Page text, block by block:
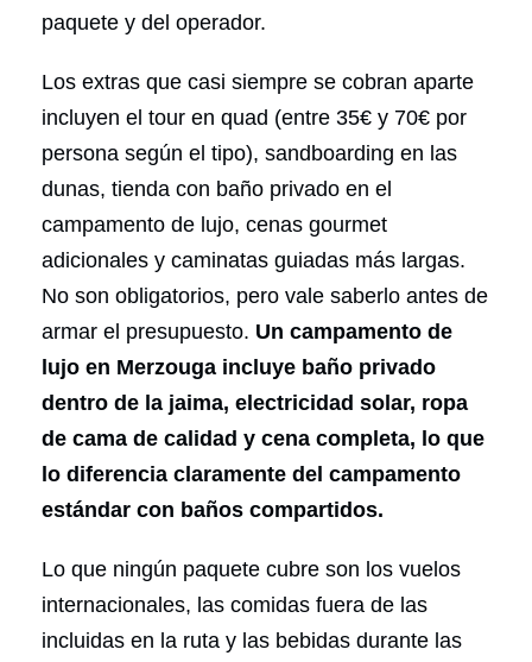
paquete y del operador.
Los extras que casi siempre se cobran aparte
incluyen el tour en quad (entre 35€ y 70€ por
persona según el tipo), sandboarding en las
dunas, tienda con baño privado en el
campamento de lujo, cenas gourmet
adicionales y caminatas guiadas más largas.
No son obligatorios, pero vale saberlo antes de
armar el presupuesto. Un campamento de
lujo en Merzouga incluye baño privado
dentro de la jaima, electricidad solar, ropa
de cama de calidad y cena completa, lo que
lo diferencia claramente del campamento
estándar con baños compartidos.
Lo que ningún paquete cubre son los vuelos
internacionales, las comidas fuera de las
incluidas en la ruta y las bebidas durante las